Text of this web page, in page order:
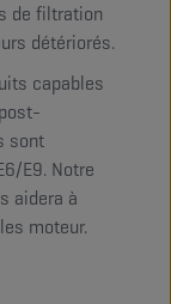
de filtration
détériorés.
capables
sont
E9. Notre
aidera à
moteur.